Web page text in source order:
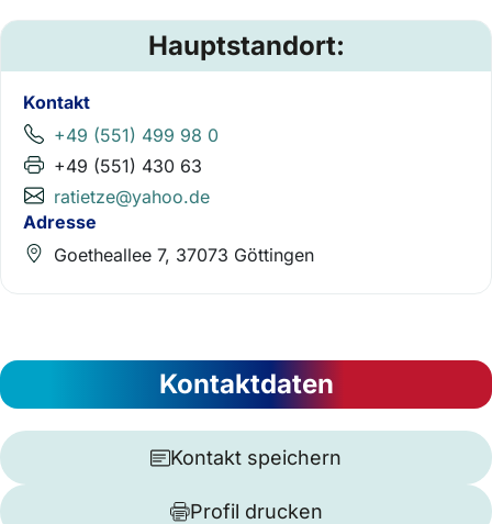
Hauptstandort:
Kontakt
+49 (551) 499 98 0
+49 (551) 430 63
ratietze@yahoo.de
Adresse
Goetheallee 7, 37073 Göttingen
Kontaktdaten
Kontakt speichern
Profil drucken